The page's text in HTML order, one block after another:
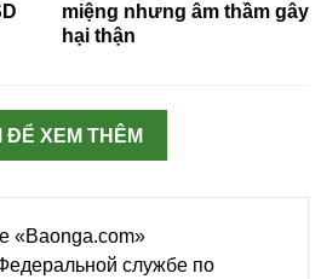
miệng nhưng âm thầm gây
hại thận
ĐỂ XEM THÊM
«Baonga.com»
службе по